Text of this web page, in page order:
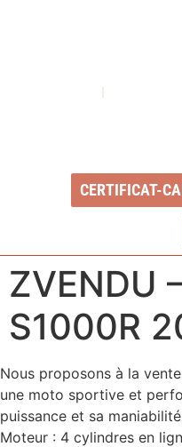
CERTIFICAT-
ZVENDU
S1000R
Nous proposons à la
une moto sportive et
puissance et sa
Moteur : 4 cylindres en